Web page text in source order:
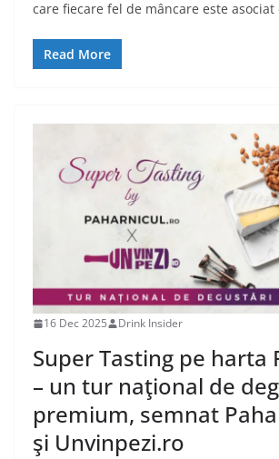
care fiecare fel de mâncare este
Read More
16 Dec 2025 Drink Insider
Super Tasting pe harta
– un tur naţional de
premium, semnat
şi Unvinpezi.ro